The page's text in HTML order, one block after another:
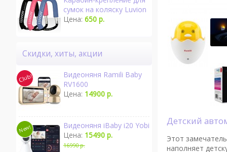
Детский
Этот
наполняет
сумок на коляску Luvion
Цена: 650 р.
Скидки, хиты, акции
Видеоняня Ramili Baby
RV1600
Цена: 14900 р.
Видеоняня iBaby i20 Yobi
Цена: 15490 р.
16990 р.